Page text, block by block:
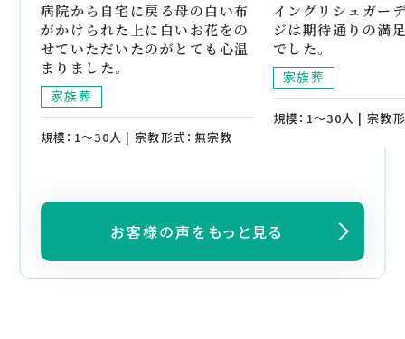
病院から自宅に戻る母の白い布
がかけられた上に白いお花をの
せていただいたのがとても心温
まりました。
家族葬
規模：1～30人 | 宗教形式：無宗教
イングリシュガー
ジは期待通りの満
でした。
家族葬
規模：1～30人 | 宗教
お客様の声をもっと見る